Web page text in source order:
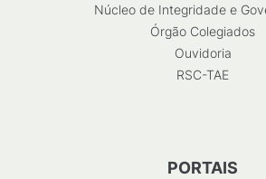
Núcleo de Integridade e
Órgão Colegiados
Ouvidoria
RSC-TAE
PORTAIS